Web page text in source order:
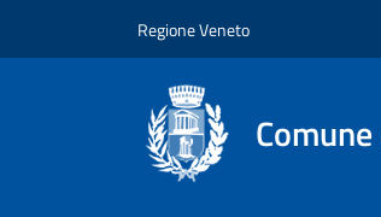
Regione Veneto